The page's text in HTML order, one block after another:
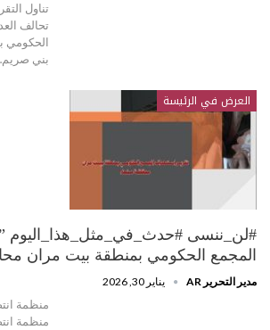
تناول
تحالف
الحكومي
بني
العرض في الرئيسة
#لن_ننسى #حدث_في_مثل_هذا_اليوم
المجمع الحكومي بمنطقة بيت مران
مدير التحرير AR يناير 30, 2026
منظمة
منظمة